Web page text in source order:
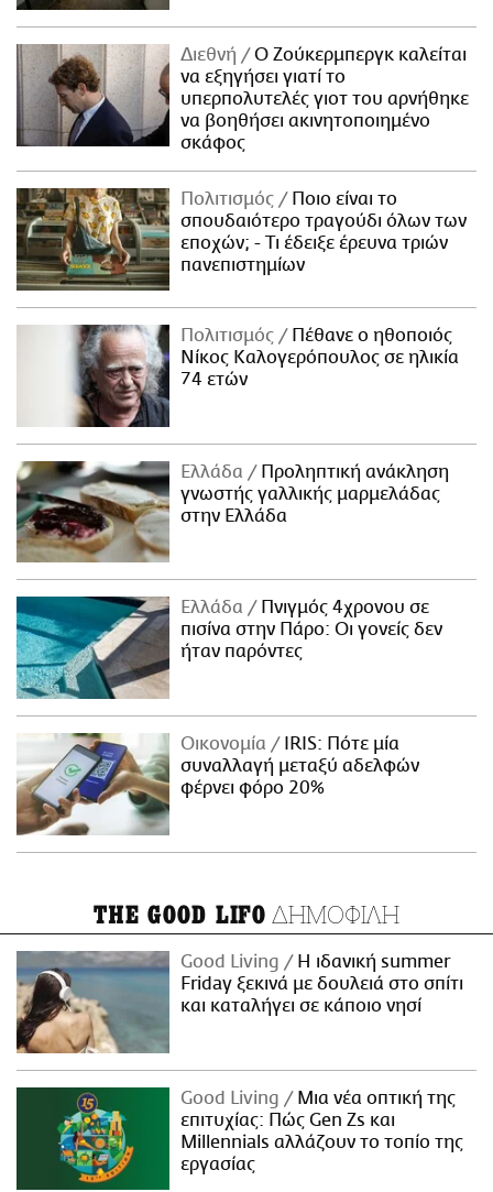
Διεθνή
Ο Ζούκερμπεργκ καλείται
να εξηγήσει γιατί το
υπερπολυτελές γιοτ του αρνήθηκε
να βοηθήσει ακινητοποιημένο
σκάφος
Πολιτισμός
Ποιο είναι το
σπουδαιότερο τραγούδι όλων των
εποχών; - Τι έδειξε έρευνα τριών
πανεπιστημίων
Πολιτισμός
Πέθανε ο ηθοποιός
Νίκος Καλογερόπουλος σε ηλικία
74 ετών
Ελλάδα
Προληπτική ανάκληση
γνωστής γαλλικής μαρμελάδας
στην Ελλάδα
Ελλάδα
Πνιγμός 4χρονου σε
πισίνα στην Πάρο: Οι γονείς δεν
ήταν παρόντες
Οικονομία
IRIS: Πότε μία
συναλλαγή μεταξύ αδελφών
φέρνει φόρο 20%
THE GOOD LIFO ΔΗΜΟΦΙΛΗ
Good Living
Η ιδανική summer
Friday ξεκινά με δουλειά στο σπίτι
και καταλήγει σε κάποιο νησί
Good Living
Μια νέα οπτική της
επιτυχίας: Πώς Gen Zs και
Millennials αλλάζουν το τοπίο της
εργασίας